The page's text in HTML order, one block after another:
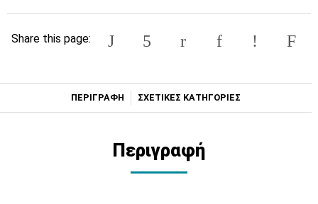
Share this page:
ΠΕΡΙΓΡΑΦΗ ΣΧΕΤΙΚΕΣ ΚΑΤΗΓΟΡΙΕΣ
Περιγραφή